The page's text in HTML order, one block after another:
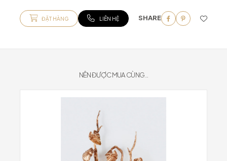
ĐẶT HÀNG LIÊN HỆ SHARE
NÊN ĐƯỢC MUA CÙNG...